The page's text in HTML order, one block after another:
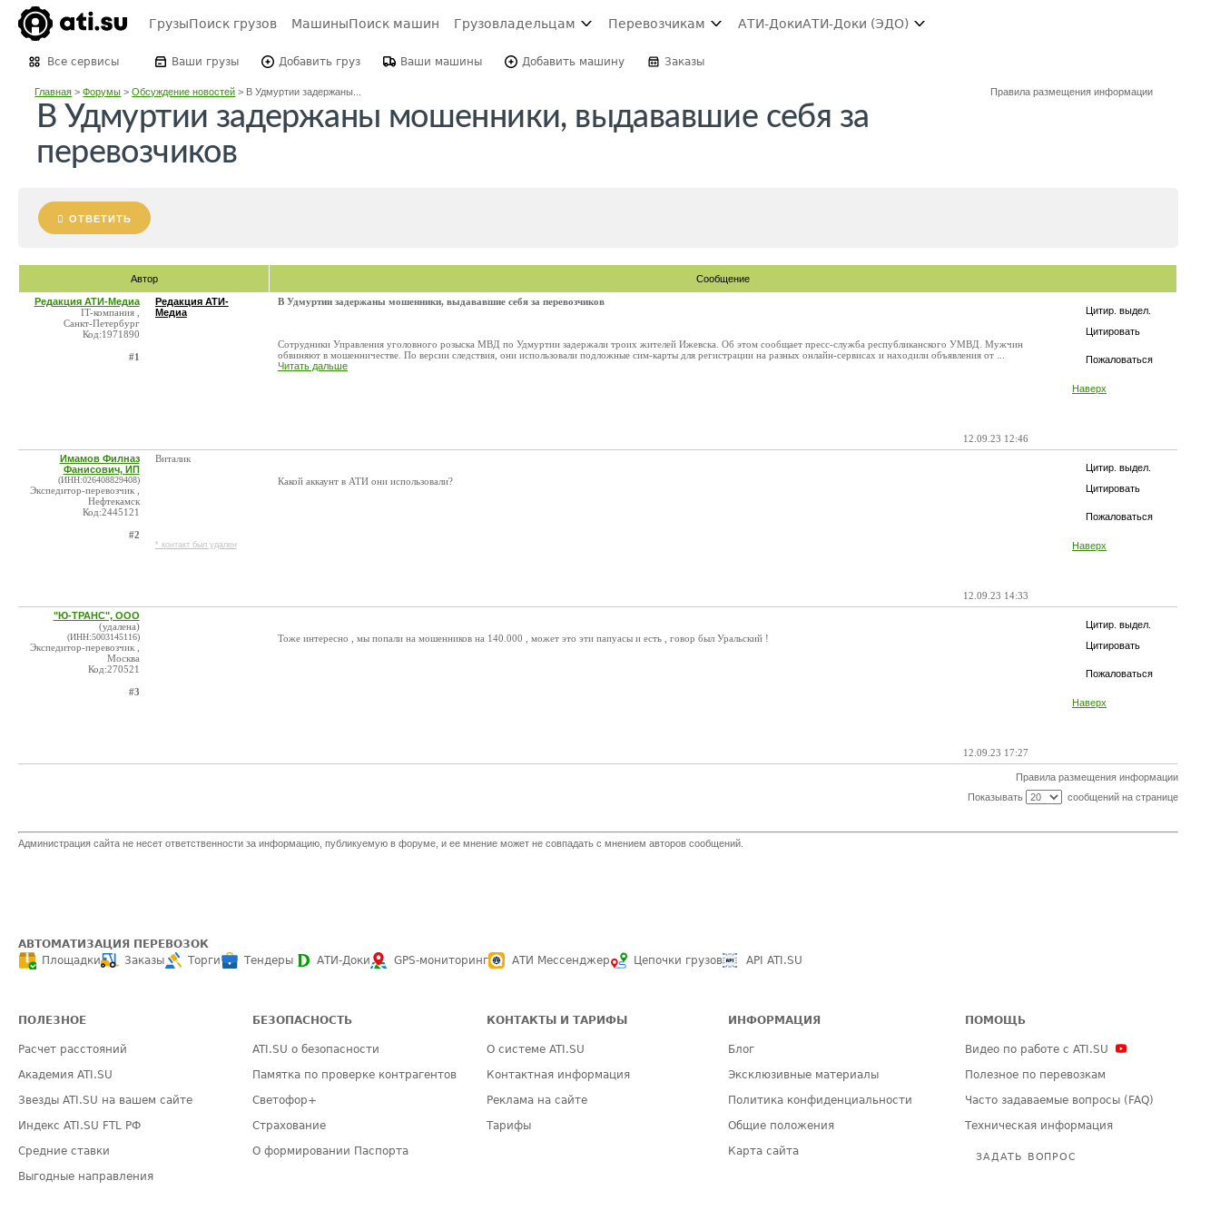
ГрузыПоиск грузов МашиныПоиск машин Грузовладельцам Перевозчикам АТИ-ДокиАТИ-Доки (ЭДО)
Все сервисы Ваши грузы Добавить груз Ваши машины Добавить машину Заказы
Главная >Форумы >Обсуждение новостей > В Удмуртии задержаны... Правила размещения информации
В Удмуртии задержаны мошенники, выдававшие себя за
перевозчиков
ОТВЕТИТЬ
Автор Сообщение
Цитир. выдел.
Цитировать
Пожаловаться
Наверх
Редакция АТИ-Медиа
IT-компания ,
Санкт-Петербург
Код:1971890
#1
Редакция АТИ-
Медиа
В Удмуртии задержаны мошенники, выдававшие себя за перевозчиков
Сотрудники Управления уголовного розыска МВД по Удмуртии задержали троих жителей Ижевска. Об этом сообщает пресс-служба республиканского УМВД. Мужчин
обвиняют в мошенничестве. По версии следствия, они использовали подложные сим-карты для регистрации на разных онлайн-сервисах и находили объявления от ...
Читать дальше
12.09.23 12:46
Цитир. выдел.
Цитировать
Пожаловаться
Наверх
Имамов Филназ
Фанисович, ИП
(ИНН:026408829408)
Экспедитор-перевозчик ,
Нефтекамск
Код:2445121
#2
Виталик
* контакт был удален
Какой аккаунт в АТИ они использовали?
12.09.23 14:33
Цитир. выдел.
Цитировать
Пожаловаться
Наверх
"Ю-ТРАНС", ООО
(удалена)
(ИНН:5003145116)
Экспедитор-перевозчик ,
Москва
Код:270521
#3
Тоже интересно , мы попали на мошенников на 140.000 , может это эти папуасы и есть , говор был Уральский !
12.09.23 17:27
Правила размещения информации
Показывать
сообщений на странице
Администрация сайта не несет ответственности за информацию, публикуемую в форуме, и ее мнение может не совпадать с мнением авторов сообщений.
АВТОМАТИЗАЦИЯ ПЕРЕВОЗОК
Площадки
Заказы Торги Тендеры АТИ-Доки GPS-мониторинг АТИ Мессенджер Цепочки грузов API ATI.SU
ПОЛЕЗНОЕ
Расчет расстояний
Академия ATI.SU
Звезды ATI.SU на вашем сайте
Индекс ATI.SU FTL РФ
Средние ставки
Выгодные направления
БЕЗОПАСНОСТЬ
ATI.SU о безопасности
Памятка по проверке контрагентов
Светофор+
Страхование
О формировании Паспорта
КОНТАКТЫ И ТАРИФЫ
О системе ATI.SU
Контактная информация
Реклама на сайте
Тарифы
ИНФОРМАЦИЯ
Блог
Эксклюзивные материалы
Политика конфиденциальности
Общие положения
Карта сайта
ПОМОЩЬ
Видео по работе с ATI.SU
Полезное по перевозкам
Часто задаваемые вопросы (FAQ)
Техническая информация
ЗАДАТЬ ВОПРОС